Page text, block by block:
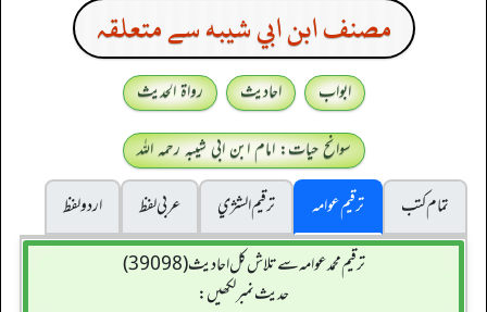
مصنف ابن ابي شيبه سے متعلقہ
ابواب احادیث
رواۃ الحدیث
سوانح حیات: امام ابن ابی شیبہ رحمہ اللہ
تمام کتب
ترقیم عوامہ ترقيم الشژي عربی لفظ
اردو لفظ
ترقیم محمدعوامہ سے تلاش کل احادیث (39098)
حدیث نمبر لکھیں: